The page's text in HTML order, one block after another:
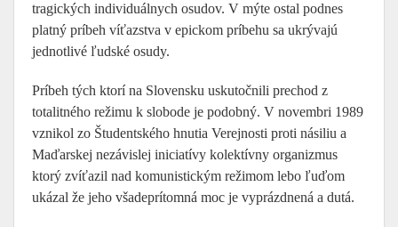
tragických individuálnych osudov. V mýte ostal podnes
platný príbeh víťazstva v epickom príbehu sa ukrývajú
jednotlivé ľudské osudy.
Príbeh tých ktorí na Slovensku uskutočnili prechod z
totalitného režimu k slobode je podobný. V novembri 1989
vznikol zo Študentského hnutia Verejnosti proti násiliu a
Maďarskej nezávislej iniciatívy kolektívny organizmus
ktorý zvíťazil nad komunistickým režimom lebo ľuďom
ukázal že jeho všadeprítomná moc je vyprázdnená a dutá.